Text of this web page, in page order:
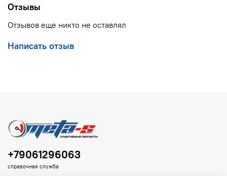
Отзывы
Отзывов еще никто не оставлял
Написать отзыв
+79061296063
справочная служба